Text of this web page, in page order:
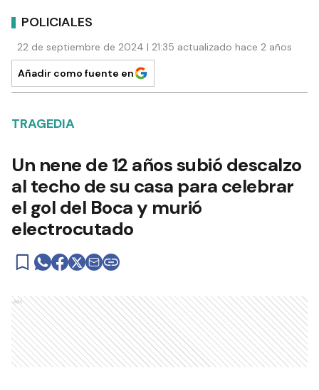
POLICIALES
22 de septiembre de 2024 | 21:35 actualizado hace 2 años
Añadir como fuente en
TRAGEDIA
Un nene de 12 años subió descalzo
al techo de su casa para celebrar
el gol del Boca y murió
electrocutado
Ads